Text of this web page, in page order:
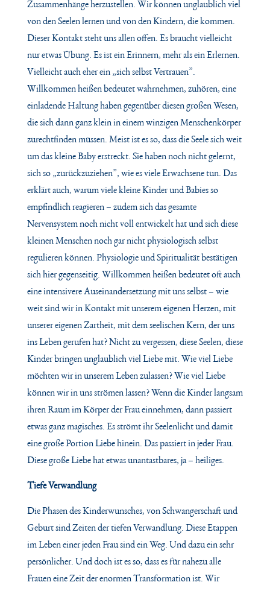
Zusammenhänge herzustellen. Wir können unglaublich viel
von den Seelen lernen und von den Kindern, die kommen.
Dieser Kontakt steht uns allen offen. Es braucht vielleicht
nur etwas Übung. Es ist ein Erinnern, mehr als ein Erlernen.
Vielleicht auch eher ein „sich selbst Vertrauen”.
Willkommen heißen bedeutet wahrnehmen, zuhören, eine
einladende Haltung haben gegenüber diesen großen Wesen,
die sich dann ganz klein in einem winzigen Menschenkörper
zurechtfinden müssen. Meist ist es so, dass die Seele sich weit
um das kleine Baby erstreckt. Sie haben noch nicht gelernt,
sich so „zurückzuziehen”, wie es viele Erwachsene tun. Das
erklärt auch, warum viele kleine Kinder und Babies so
empfindlich reagieren – zudem sich das gesamte
Nervensystem noch nicht voll entwickelt hat und sich diese
kleinen Menschen noch gar nicht physiologisch selbst
regulieren können. Physiologie und Spiritualität bestätigen
sich hier gegenseitig. Willkommen heißen bedeutet oft auch
eine intensivere Auseinandersetzung mit uns selbst – wie
weit sind wir in Kontakt mit unserem eigenen Herzen, mit
unserer eigenen Zartheit, mit dem seelischen Kern, der uns
ins Leben gerufen hat? Nicht zu vergessen, diese Seelen, diese
Kinder bringen unglaublich viel Liebe mit. Wie viel Liebe
möchten wir in unserem Leben zulassen? Wie viel Liebe
können wir in uns strömen lassen? Wenn die Kinder langsam
ihren Raum im Körper der Frau einnehmen, dann passiert
etwas ganz magisches. Es strömt ihr Seelenlicht und damit
eine große Portion Liebe hinein. Das passiert in jeder Frau.
Diese große Liebe hat etwas unantastbares, ja – heiliges.
Tiefe Verwandlung
Die Phasen des Kinderwunsches, von Schwangerschaft und
Geburt sind Zeiten der tiefen Verwandlung. Diese Etappen
im Leben einer jeden Frau sind ein Weg. Und dazu ein sehr
persönlicher. Und doch ist es so, dass es für nahezu alle
Frauen eine Zeit der enormen Transformation ist. Wir